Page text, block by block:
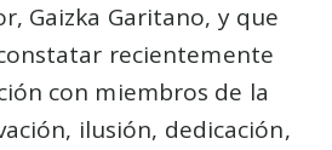
Gaizka Garitano, y que
recientemente
con miembros de la
ilusión, dedicación,